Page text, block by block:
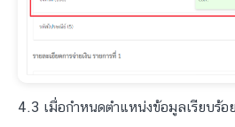
4.3 เมื่อกำหนดตำแหน่งข้อมูลเรียบร้อ